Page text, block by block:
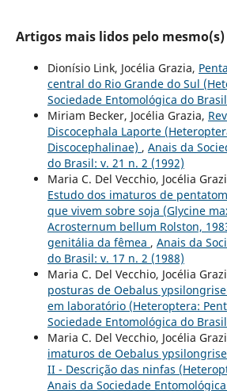
Artigos mais lidos pelo
Dionísio Link, Jocélia Grazia,
central do Rio Grande do Sul
Sociedade Entomológica do
Miriam Becker, Jocélia Grazia,
Discocephala Laporte
Discocephalinae) , Anais da
do Brasil: v. 21 n. 2 (1992)
Maria C. Del Vecchio, Jocélia
Estudo dos imaturos de
que vivem sobre soja (Glycine
Acrosternum bellum Rolston,
genitália da fêmea , Anais da
do Brasil: v. 17 n. 2 (1988)
Maria C. Del Vecchio, Jocélia
posturas de Oebalus
em laboratório (Heteroptera:
Sociedade Entomológica do
Maria C. Del Vecchio, Jocélia
imaturos de Oebalus
II - Descrição das ninfas
Anais da Sociedade